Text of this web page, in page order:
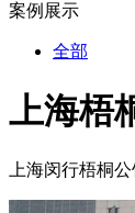
案例展示
全部
上海梧
上海闵行梧桐